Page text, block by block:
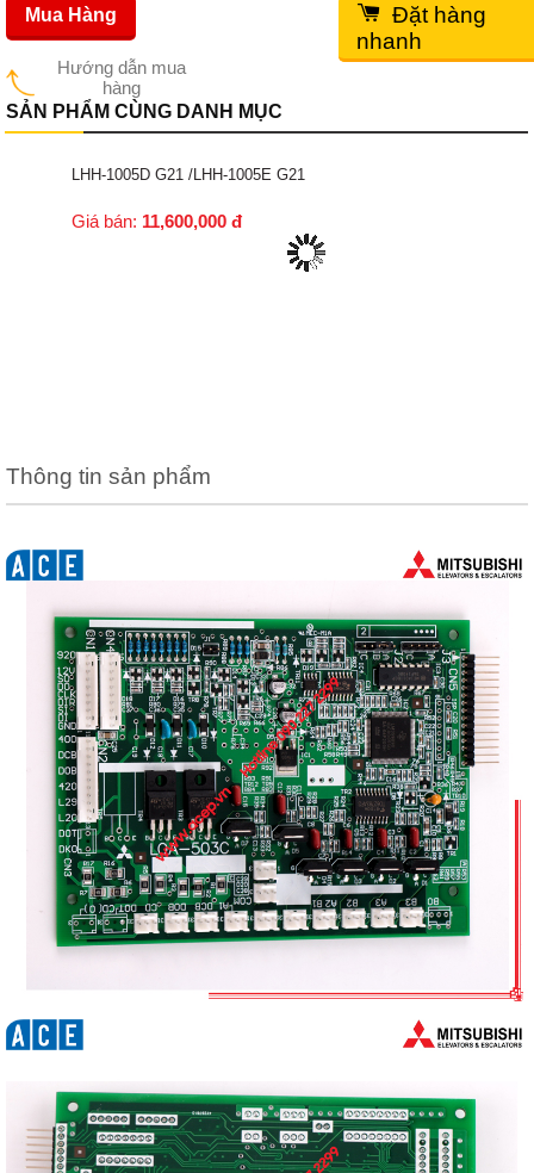
Hướng dẫn mua
hàng
Mua Hàng
Đặt hàng
nhanh
SẢN PHẨM CÙNG DANH MỤC
LHH-1005D G21 /LHH-1005E G21
Giá bán: 11,600,000 đ
Thông tin sản phẩm